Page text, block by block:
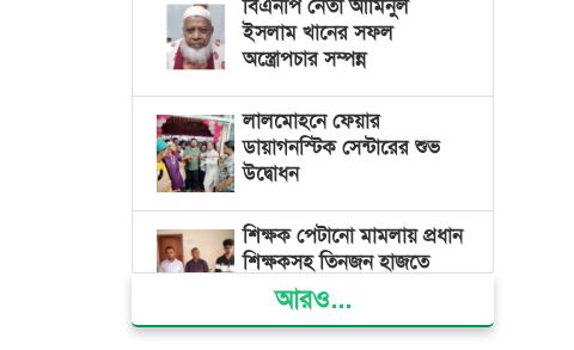
বিএনপি নেতা আমিনুল
ইসলাম খানের সফল
অস্ত্রোপচার সম্পন্ন
লালমোহনে ফেয়ার
ডায়াগনস্টিক সেন্টারের শুভ
উদ্বোধন
শিক্ষক পেটানো মামলায় প্রধান
শিক্ষকসহ তিনজন হাজতে
আরও...